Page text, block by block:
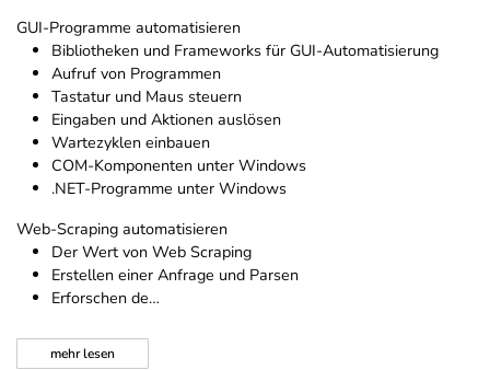
GUI-Programme automatisieren
Bibliotheken und Frameworks für GUI-Automatisierung
Aufruf von Programmen
Tastatur und Maus steuern
Eingaben und Aktionen auslösen
Wartezyklen einbauen
COM-Komponenten unter Windows
.NET-Programme unter Windows
Web-Scraping automatisieren
Der Wert von Web Scraping
Erstellen einer Anfrage und Parsen
Erforschen de…
mehrlesen